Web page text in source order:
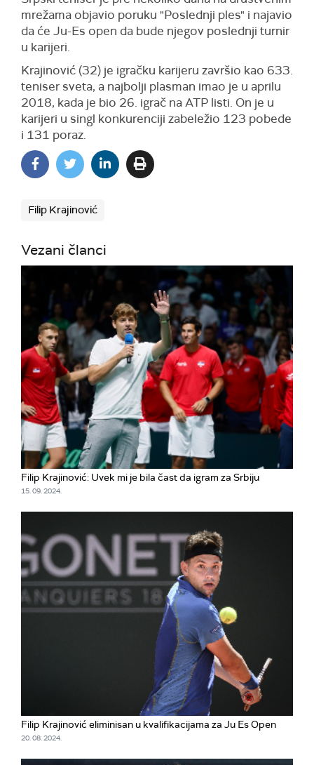
mrežama objavio poruku "Poslednji ples" i najavio
da će Ju-Es open da bude njegov poslednji turnir
u karijeri.
Krajinović (32) je igračku karijeru završio kao 633.
teniser sveta, a najbolji plasman imao je u aprilu
2018, kada je bio 26. igrač na ATP listi. On je u
karijeri u singl konkurenciji zabeležio 123 pobede
i 131 poraz.
Filip Krajinović
Vezani članci
Filip Krajinović: Uvek mi je bila čast da igram za Srbiju
15. 09. 2024.
Filip Krajinović eliminisan u kvalifikacijama za Ju Es Open
20. 08. 2024.